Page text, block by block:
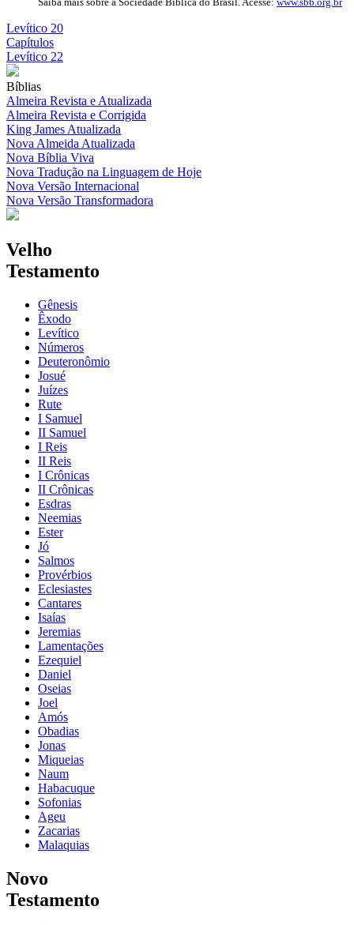
Levítico 20
Capítulos
Levítico 22
Bíblias
Almeira Revista e Atualizada
Almeira Revista e Corrigida
King James Atualizada
Nova Almeida Atualizada
Nova Bíblia Viva
Nova Tradução na Linguagem de Hoje
Nova Versão Internacional
Nova Versão Transformadora
Velho
Testamento
Gênesis
Êxodo
Levítico
Números
Deuteronômio
Josué
Juízes
Rute
I Samuel
II Samuel
I Reis
II Reis
I Crônicas
II Crônicas
Esdras
Neemias
Ester
Jó
Salmos
Provérbios
Eclesiastes
Cantares
Isaías
Jeremias
Lamentações
Ezequiel
Daniel
Oseias
Joel
Amós
Obadias
Jonas
Miqueias
Naum
Habacuque
Sofonias
Ageu
Zacarias
Malaquias
Novo
Testamento